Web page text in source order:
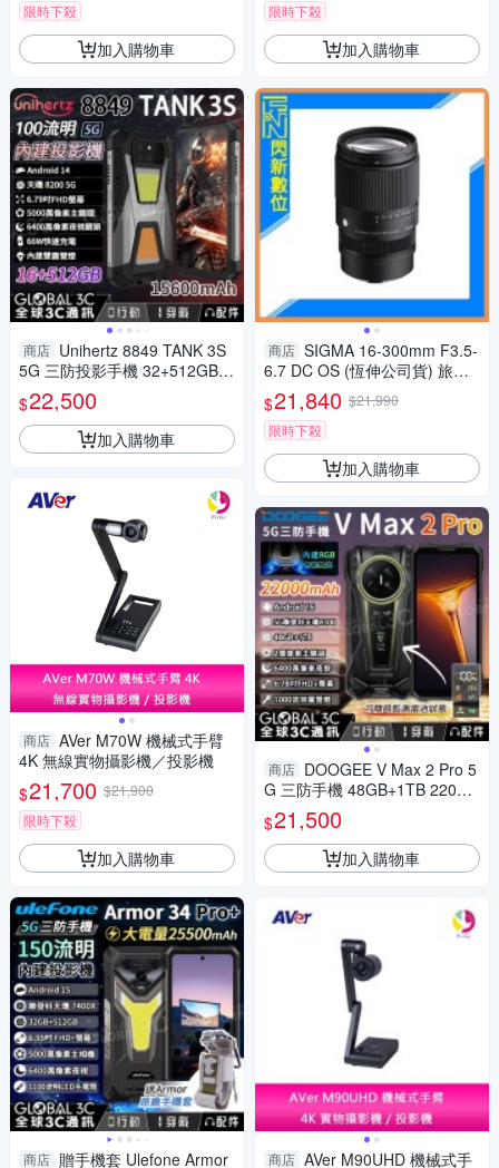
限時下殺
加入購物車
商店 Unihertz 8849 TANK 3S
5G 三防投影手機 32+512GB
內建投影機 15600mAh
$22,500
加入購物車
商店 AVer M70W 機械式手臂
4K 無線實物攝影機／投影機
$21,700 $21,900
限時下殺
加入購物車
商店 贈手機套 Ulefone Armor
限時下殺
加入購物車
商店 SIGMA 16-300mm F3.5-
6.7 DC OS (恆伸公司貨) 旅遊
鏡 APS-C
$21,840 $21,990
限時下殺
加入購物車
商店 DOOGEE V Max 2 Pro 5
G 三防手機 48GB+1TB 22000
mAh 天璣8300 POC對講機
$21,500
加入購物車
商店 AVer M90UHD 機械式手